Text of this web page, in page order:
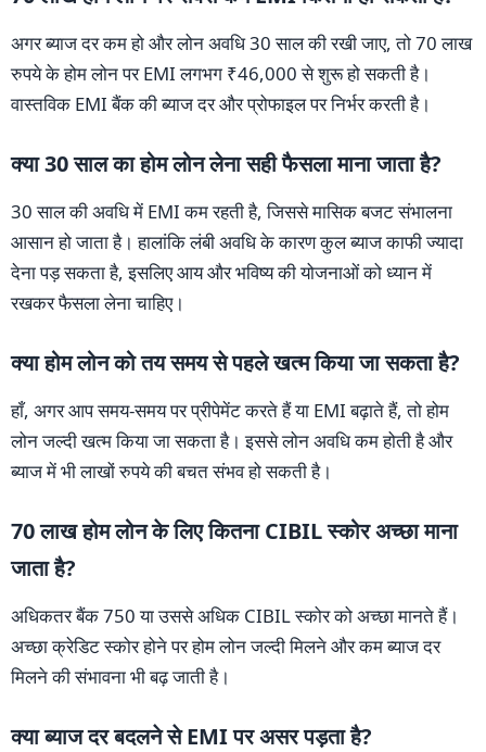
अगर ब्याज दर कम हो और लोन अवधि 30 साल की रखी जाए, तो 70 लाख
रुपये के होम लोन पर EMI लगभग ₹46,000 से शुरू हो सकती है।
वास्तविक EMI बैंक की ब्याज दर और प्रोफाइल पर निर्भर करती है।
क्या 30 साल का होम लोन लेना सही फैसला माना जाता है?
30 साल की अवधि में EMI कम रहती है, जिससे मासिक बजट संभालना
आसान हो जाता है। हालांकि लंबी अवधि के कारण कुल ब्याज काफी ज्यादा
देना पड़ सकता है, इसलिए आय और भविष्य की योजनाओं को ध्यान में
रखकर फैसला लेना चाहिए।
क्या होम लोन को तय समय से पहले खत्म किया जा सकता है?
हाँ, अगर आप समय-समय पर प्रीपेमेंट करते हैं या EMI बढ़ाते हैं, तो होम
लोन जल्दी खत्म किया जा सकता है। इससे लोन अवधि कम होती है और
ब्याज में भी लाखों रुपये की बचत संभव हो सकती है।
70 लाख होम लोन के लिए कितना CIBIL स्कोर अच्छा माना
जाता है?
अधिकतर बैंक 750 या उससे अधिक CIBIL स्कोर को अच्छा मानते हैं।
अच्छा क्रेडिट स्कोर होने पर होम लोन जल्दी मिलने और कम ब्याज दर
मिलने की संभावना भी बढ़ जाती है।
क्या ब्याज दर बदलने से EMI पर असर पड़ता है?